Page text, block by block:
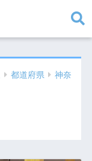
都道府県
神奈